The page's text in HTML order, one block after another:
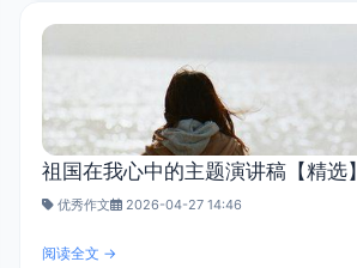
祖国在我心中的主题演讲稿【精选】
优秀作文 2026-04-27 14:46
阅读全文 →